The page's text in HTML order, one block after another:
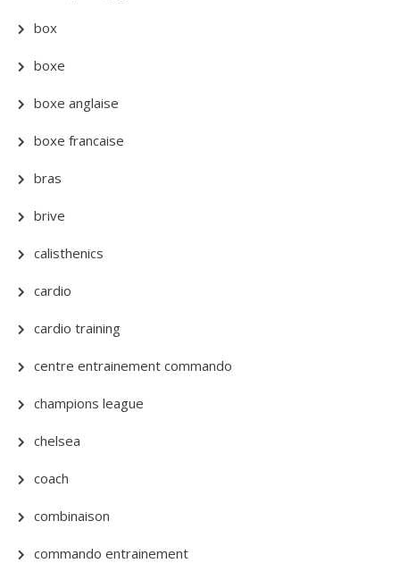
box
boxe
boxe anglaise
boxe francaise
bras
brive
calisthenics
cardio
cardio training
centre entrainement commando
champions league
chelsea
coach
combinaison
commando entrainement